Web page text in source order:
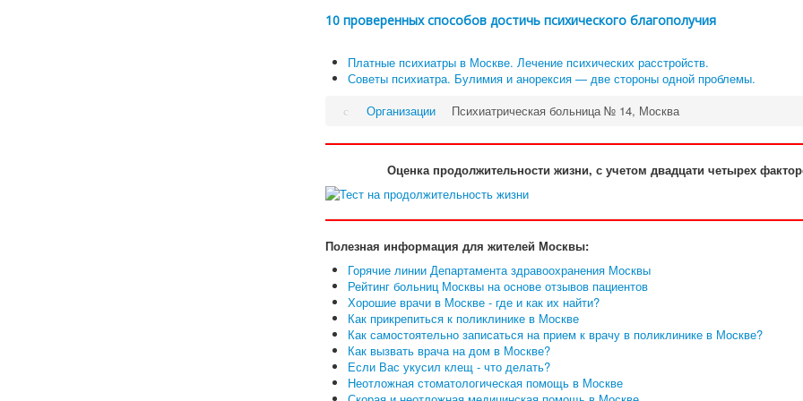
10 проверенных способов достичь психического благополучия
Платные психиатры в Москве. Лечение психических расстройств.
Советы психиатра. Булимия и анорексия — две стороны одной проблемы.
Организации
Психиатрическая больница № 14, Москва
Оценка продолжительности жизни, с учетом двадцати четырех
Полезная информация для жителей Москвы:
Горячие линии Департамента здравоохранения Москвы
Рейтинг больниц Москвы на основе отзывов пациентов
Хорошие врачи в Москве - где и как их найти?
Как прикрепиться к поликлинике в Москве
Как самостоятельно записаться на прием к врачу в поликлинике в Москве?
Как вызвать врача на дом в Москве?
Если Вас укусил клещ - что делать?
Неотложная стоматологическая помощь в Москве